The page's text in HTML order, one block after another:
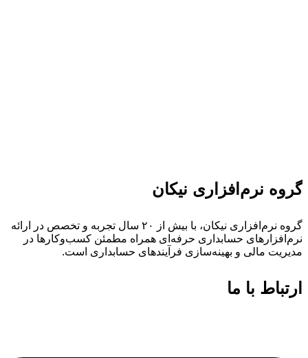
گروه نرم‌افزاری نیکان
گروه نرم‌افزاری نیکان، با بیش از ۲۰ سال تجربه و تخصص در ارائه‌
نرم‌افزارهای حسابداری حرفه‌ای همراه مطمئن کسب‌وکارها در
مدیریت مالی و بهینه‌سازی فرآیندهای حسابداری است.
ارتباط با ما